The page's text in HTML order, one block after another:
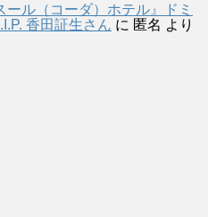
ル（コーダ）ホテル』ドミ
香田証生さん に 匿名 より